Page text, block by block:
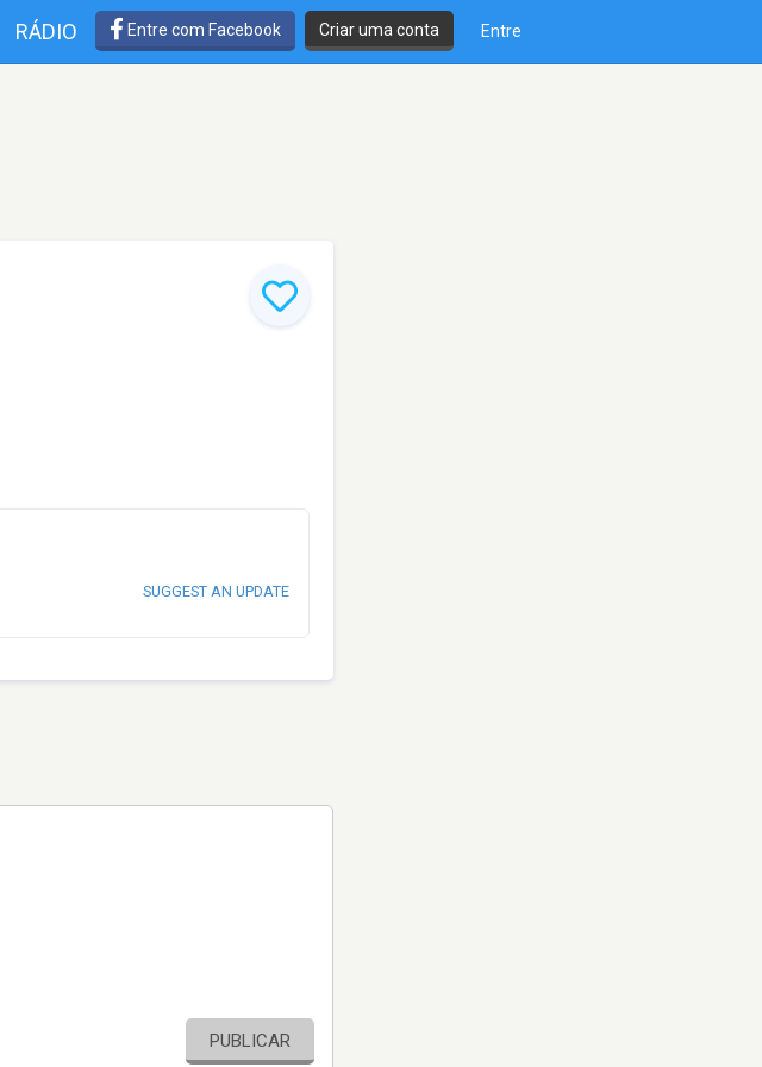
RÁDIO Entre com Facebook Criar uma conta Entre
SUGGEST AN UPDATE
PUBLICAR